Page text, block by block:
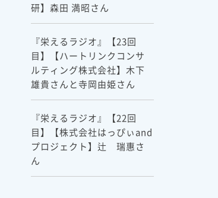
研】森田 満昭さん
『栄えるラジオ』【23回
目】【ハートリンクコンサ
ルティング株式会社】木下
雄貴さんと寺岡由姫さん
『栄えるラジオ』【22回
目】【株式会社はっぴぃand
プロジェクト】辻 瑞惠さ
ん